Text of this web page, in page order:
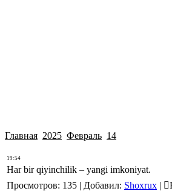
Главная 2025 Февраль 14
19:54
Har bir qiyinchilik – yangi imkoniyat.
Просмотров: 135 | Добавил: Shoxrux |